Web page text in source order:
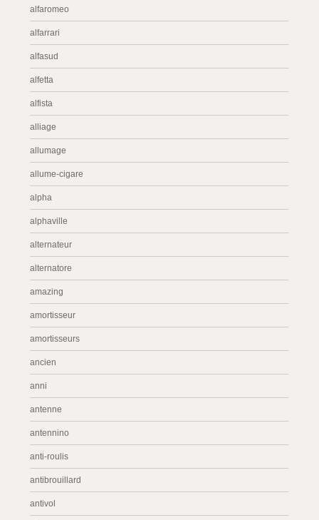
alfaromeo
alfarrari
alfasud
alfetta
alfista
alliage
allumage
allume-cigare
alpha
alphaville
alternateur
alternatore
amazing
amortisseur
amortisseurs
ancien
anni
antenne
antennino
anti-roulis
antibrouillard
antivol